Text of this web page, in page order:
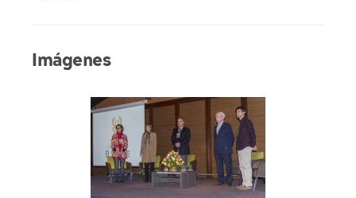
Imágenes